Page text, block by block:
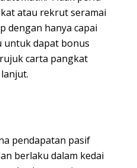
atau rekrut seramai
dengan hanya capai
untuk dapat bonus
carta pangkat
pendapatan pasif
berlaku dalam kedai